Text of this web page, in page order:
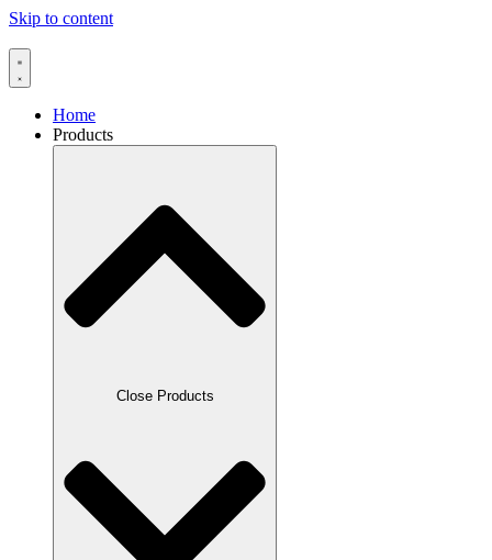
Skip to content
Home
Products
Close Products